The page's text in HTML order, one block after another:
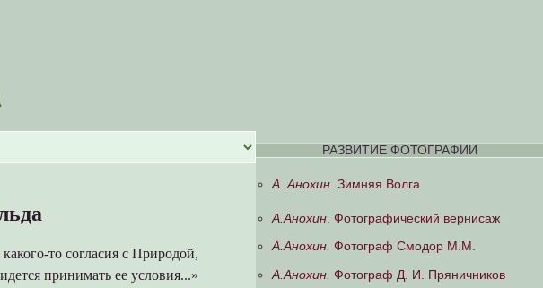
то согласия с Природой,
принимать ее условия...»
РАЗВИТИЕ ФОТОГРАФИИ
А. Анохин. Зимняя Волга
А.Анохин. Фотографический вернисаж
А.Анохин. Фотограф Смодор М.М.
А.Анохин. Фотограф Д. И. Пряничников